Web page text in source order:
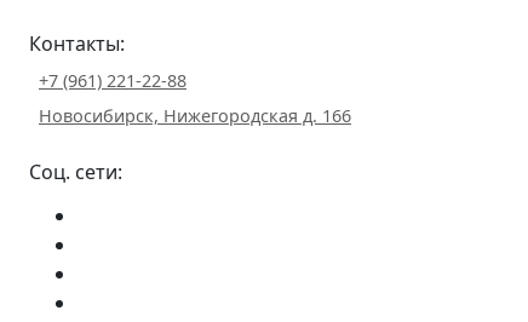
Контакты:
+7 (961) 221-22-88
Новосибирск, Нижегородская д. 166
Соц. сети: